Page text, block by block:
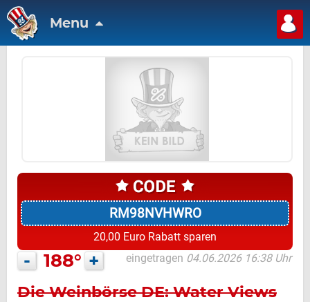
Menu
RM98NVHWRO
20,00 Euro Rabatt sparen
- 188° + eingetragen 04.06.2026 16:38 Uhr
Die Weinbörse DE: Water Views